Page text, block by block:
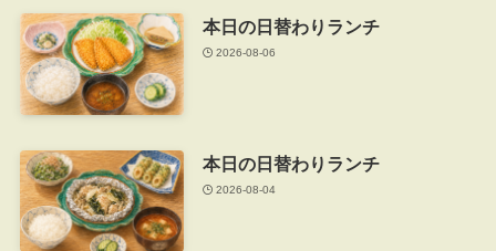
本日の日替わりランチ
2026-08-06
本日の日替わりランチ
2026-08-04